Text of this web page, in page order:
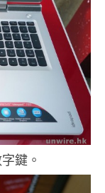
鍵。